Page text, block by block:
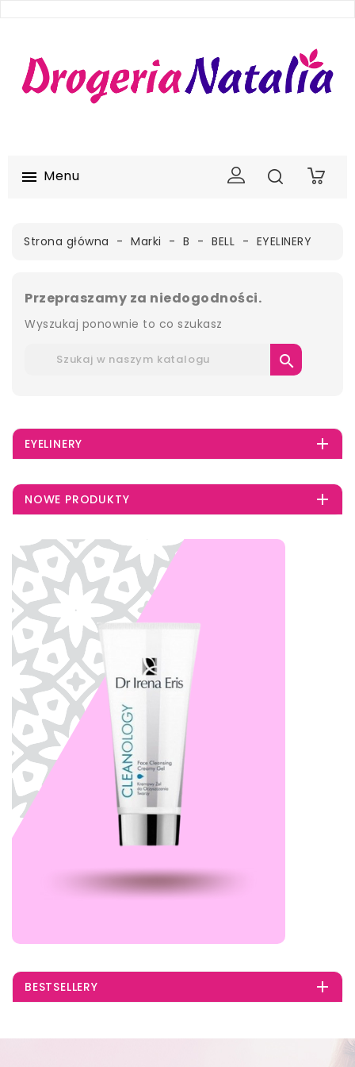
 Menu 0
Strona główna Marki B BELL EYELINERY
Przepraszamy za niedogodności.
Wyszukaj ponownie to co szukasz

EYELINERY 
NOWE PRODUKTY 
BESTSELLERY 